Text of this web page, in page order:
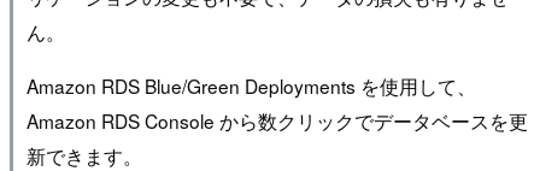
ん。
Amazon RDS Blue/Green Deployments を使用して、
Amazon RDS Console から数クリックでデータベースを更
新できます。